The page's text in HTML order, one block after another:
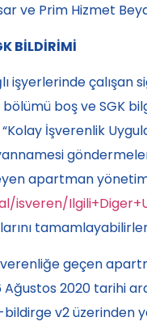
ve Prim Hizmet
BİLDİRİMİ
çalışan
boş ve SGK
İşverenlik
apartman
geçen
2020 tarihi
bildirge v2 üzerinden